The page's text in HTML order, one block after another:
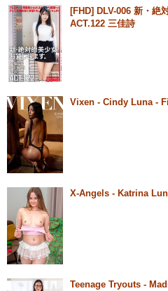
[FHD] DLV-006 新・絶
ACT.122 三佳詩
Vixen - Cindy Luna -
X-Angels - Katrina
Teenage Tryouts -